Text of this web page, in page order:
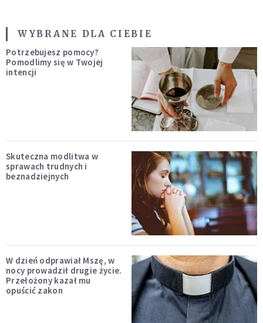
WYBRANE DLA CIEBIE
Potrzebujesz pomocy?
Pomodlimy się w Twojej
intencji
Skuteczna modlitwa w
sprawach trudnych i
beznadziejnych
W dzień odprawiał Mszę, w
nocy prowadził drugie życie.
Przełożony kazał mu
opuścić zakon